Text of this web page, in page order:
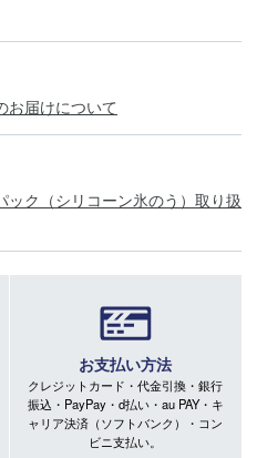
お届けについて
ック（シリコーン氷のう）取り扱
お支払い方法
クレジットカード・代金引換・銀行
振込・PayPay・d払い・au PAY・キ
ャリア決済（ソフトバンク）・コン
ビニ支払い。